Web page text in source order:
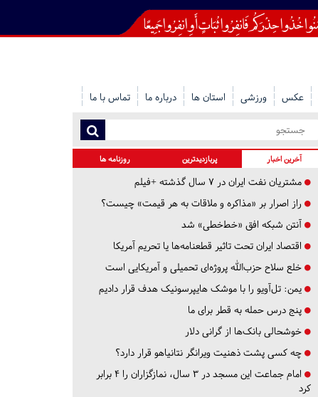
عکس ورزشی استان ها درباره ما تماس با ما
آخرین اخبار پربازدیدترین روزنامه ها
مشتریان نفت ایران در ۷ سال گذشته +فیلم
راز اصرار بر «مذاکره و ملاقات به هر قیمت» چیست؟
آنتن شبکه افق «خط‌خطی» شد
اقتصاد ایران تحت تاثیر قطعنامه‌ها یا تحریم‌ آمریکا
خلع سلاح حزب‌الله پروژه‌ای تحمیلی و آمریکایی است
یمن: تل‌آویو را با موشک هایپرسونیک هدف قرار دادیم
پنج درس‌ حمله به قطر برای ما
خوشحالی بانک‌ها از گرانی دلار
چه کسی پشت ذهنیت ویرانگر نتانیاهو قرار دارد؟
امام جماعت این مسجد در ۳ سال، نمازگزاران را ۴ برابر
کرد